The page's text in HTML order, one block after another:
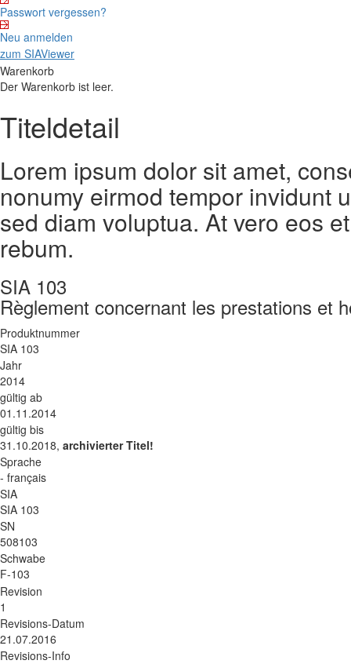
Passwort vergessen?
Neu anmelden
zum SIAViewer
Warenkorb
Der Warenkorb ist leer.
Titeldetail
Lorem ipsum dolor sit amet,
nonumy eirmod tempor invidunt
sed diam voluptua. At vero eos
rebum.
SIA 103
Règlement concernant les prestations et
Produktnummer
SIA 103
Jahr
2014
gültig ab
01.11.2014
gültig bis
31.10.2018, archivierter Titel!
Sprache
- français
SIA
SIA 103
SN
508103
Schwabe
F-103
Revision
1
Revisions-Datum
21.07.2016
Revisions-Info